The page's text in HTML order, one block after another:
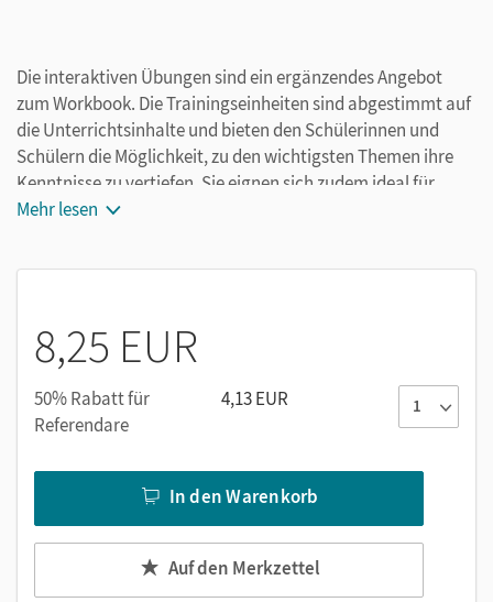
Die interaktiven Übungen sind ein ergänzendes Angebot
zum Workbook. Die Trainingseinheiten sind abgestimmt auf
die Unterrichtsinhalte und bieten den Schülerinnen und
Schülern die Möglichkeit, zu den wichtigsten Themen ihre
Kenntnisse zu vertiefen. Sie eignen sich zudem ideal für
Hausaufgaben und zur Vorbereitung auf Klassenarbeiten.
Mehr lesen
8,25 EUR
50% Rabatt für
Referendare
4,13 EUR
In den Warenkorb
Auf den Merkzettel